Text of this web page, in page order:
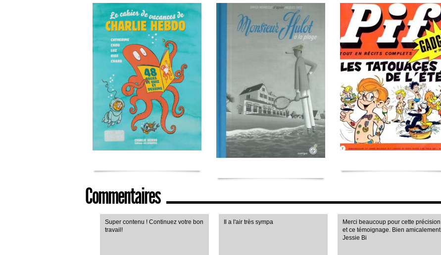
Commentaires
Super contenu ! Continuez votre bon
travail!
Il a l'air très sympa
Merci beaucoup pour cette précision
et ce témoignage. Bien amicalement
Jessie Bi